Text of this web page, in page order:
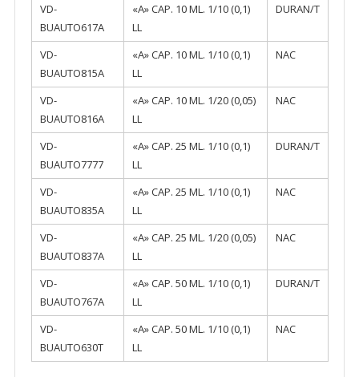
VD-
BUAUTO617A
«A» CAP. 10 ML. 1/10 (0,1)
LL
DURAN/T
VD-
BUAUTO815A
«A» CAP. 10 ML. 1/10 (0,1)
LL
NAC
VD-
BUAUTO816A
«A» CAP. 10 ML. 1/20 (0,05)
LL
NAC
VD-
BUAUTO7777
«A» CAP. 25 ML. 1/10 (0,1)
LL
DURAN/T
VD-
BUAUTO835A
«A» CAP. 25 ML. 1/10 (0,1)
LL
NAC
VD-
BUAUTO837A
«A» CAP. 25 ML. 1/20 (0,05)
LL
NAC
VD-
BUAUTO767A
«A» CAP. 50 ML. 1/10 (0,1)
LL
DURAN/T
VD-
BUAUTO630T
«A» CAP. 50 ML. 1/10 (0,1)
LL
NAC